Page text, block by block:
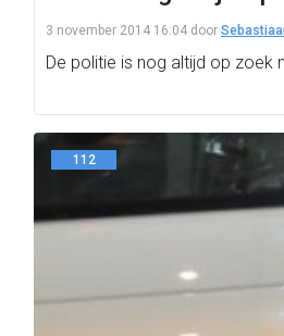
3 november 2014 16:04 door
De politie is nog altijd op zoek
112